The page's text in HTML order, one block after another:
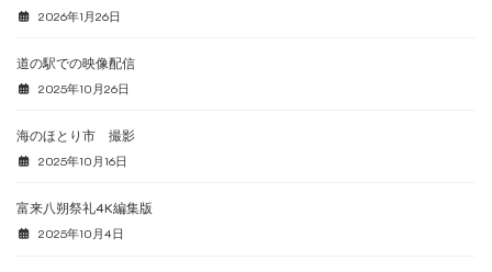
2026年1月26日
道の駅での映像配信
2025年10月26日
海のほとり市 撮影
2025年10月16日
富来八朔祭礼4K編集版
2025年10月4日